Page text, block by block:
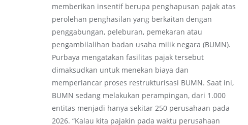
memberikan insentif berupa penghapusan pajak atas
perolehan penghasilan yang berkaitan dengan
penggabungan, peleburan, pemekaran atau
pengambilalihan badan usaha milik negara (BUMN).
Purbaya mengatakan fasilitas pajak tersebut
dimaksudkan untuk menekan biaya dan
memperlancar proses restrukturisasi BUMN. Saat ini,
BUMN sedang melakukan perampingan, dari 1.000
entitas menjadi hanya sekitar 250 perusahaan pada
2026. “Kalau kita pajakin pada waktu perusahaan